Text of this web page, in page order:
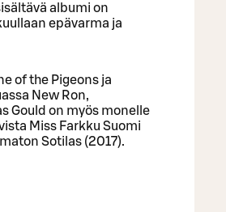
albumi on
epävarma ja
of the Pigeons ja
New Ron,
Gould on myös monelle
Miss Farkku Suomi
Sotilas (2017).